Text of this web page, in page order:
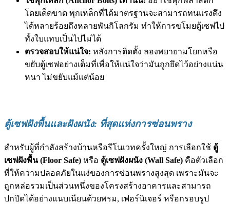
โดยเด็ดขาด พุกเหล็กที่ได้มาตรฐานจะสามารถทนแรงดึง
ได้หลายร้อยถึงหลายพันกิโลกรัม ทำให้การขโมยตู้เซฟไป
ทั้งใบแทบเป็นไปไม่ได้
ตรวจสอบให้แน่ใจ: หลังการติดตั้ง ลองพยายามโยกหรือ
ขยับตู้เซฟอย่างเต็มที่เพื่อให้แน่ใจว่ามันถูกยึดไว้อย่างแน่น
หนา ไม่ขยับแม้แต่น้อย
ตู้เซฟฝังพื้นและฝังผนัง: ที่สุดแห่งการซ่อนพราง
สำหรับผู้ที่กำลังสร้างบ้านหรือรีโนเวทครั้งใหญ่ การเลือกใช้ ตู้
เซฟฝังพื้น (Floor Safe) หรือ ตู้เซฟฝังผนัง (Wall Safe) คือตัวเลือก
ที่ให้ความปลอดภัยในแง่ของการซ่อนพรางสูงสุด เพราะมันจะ
ถูกหล่อรวมเป็นส่วนหนึ่งของโครงสร้างอาคารและสามารถ
ปกปิดได้อย่างแนบเนียนด้วยพรม, เฟอร์นิเจอร์ หรือกรอบรูป